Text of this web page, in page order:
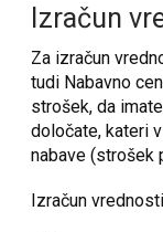
Izračun
Za izračun
tudi Nabavno
strošek, da
določate, kateri
nabave (strošek
Izračun